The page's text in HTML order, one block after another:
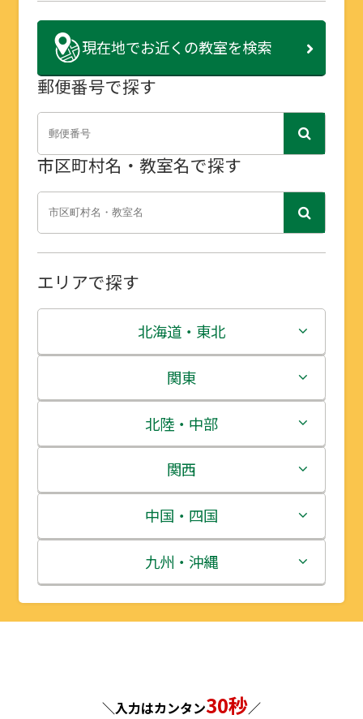
現在地でお近くの教室を検索
郵便番号で探す
市区町村名・教室名で探す
エリアで探す
北海道・東北
北海道
青森県
岩手県
宮城県
秋田県
山形県
関東
茨城県
栃木県
群馬県
埼玉県
千葉県
北陸・中部
新潟県
富山県
石川県
福井県
関西
三重県
滋賀県
京都府
中国・四国
鳥取県
島根県
九州・沖縄
福岡県
＼入力はカンタン30秒／